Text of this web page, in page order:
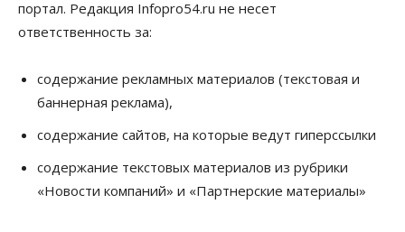
Новосибирск готовится к визиту Владимира
Путина
Бизнес Недвижимость Общество
Росреестр назвал главные причины
06 Августа 2026, 12:00
Телекоммуникации
В 16 населённых пунктах Мошковского района
портал. Редакция Infopro54.ru не несет
ответственность за:
содержание рекламных материалов (текстовая и
баннерная реклама),
содержание сайтов, на которые ведут гиперссылки
содержание текстовых материалов из рубрики
«Новости компаний» и «Партнерские материалы»